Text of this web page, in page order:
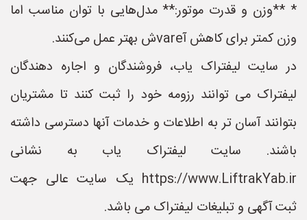
* **وزن و قدرت موتور:** مدل‌هایی با توان مناسب اما
وزن کمتر برای کاهش آvareش بهتر عمل می‌کنند.
در سایت لیفتراک یاب، فروشندگان و اجاره دهندگان
لیفتراک می توانند رزومه خود را ثبت کنند تا مشتریان
بتوانند آسان تر به اطلاعات و خدمات آنها دسترسی داشته
باشند. سایت لیفتراک یاب به نشانی
https://www.LiftrakYab.ir یک سایت عالی جهت
ثبت آگهی و تبلیغات لیفتراک می باشد.